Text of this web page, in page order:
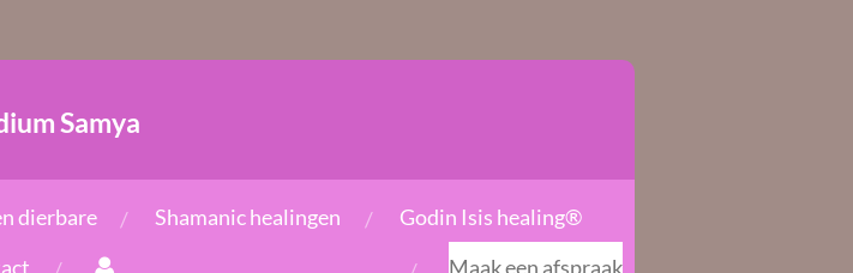
Samya
dierbare Shamanic healingen
Godin Isis healing®
Maak een afspraak